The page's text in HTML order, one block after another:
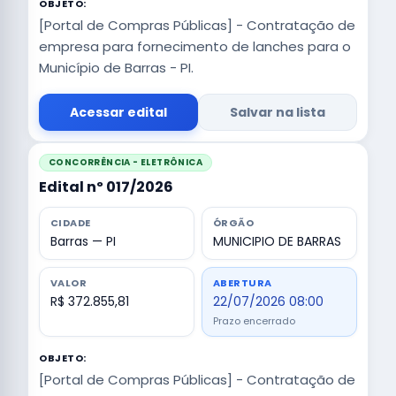
OBJETO:
[Portal de Compras Públicas] - Contratação de
empresa para fornecimento de lanches para o
Município de Barras - PI.
Acessar edital Salvar na lista
CONCORRÊNCIA - ELETRÔNICA
Edital nº 017/2026
CIDADE
Barras — PI
ÓRGÃO
MUNICIPIO DE BARRAS
VALOR
R$ 372.855,81
ABERTURA
22/07/2026 08:00
Prazo encerrado
OBJETO:
[Portal de Compras Públicas] - Contratação de